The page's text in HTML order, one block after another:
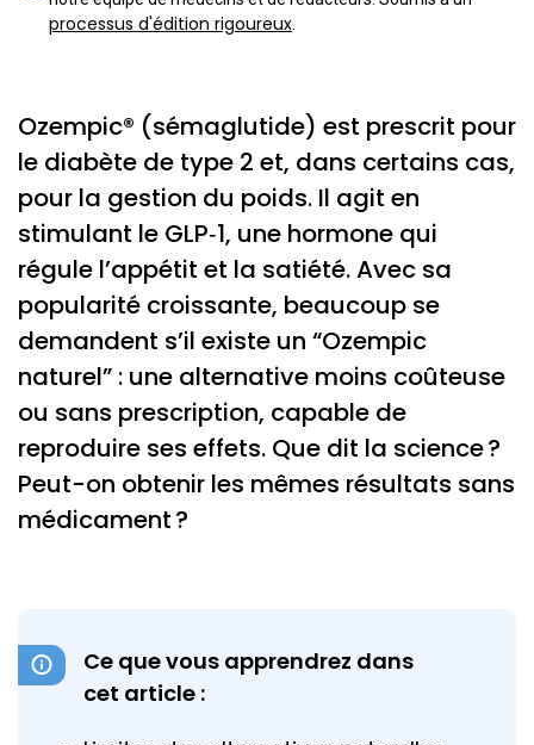
processus d'édition rigoureux.
Ozempic® (sémaglutide) est prescrit pour
le diabète de type 2 et, dans certains cas,
pour la gestion du poids. Il agit en
stimulant le GLP‑1, une hormone qui
régule l’appétit et la satiété. Avec sa
popularité croissante, beaucoup se
demandent s’il existe un “Ozempic
naturel” : une alternative moins coûteuse
ou sans prescription, capable de
reproduire ses effets. Que dit la science ?
Peut-on obtenir les mêmes résultats sans
médicament ?
Ce que vous apprendrez dans
cet article :